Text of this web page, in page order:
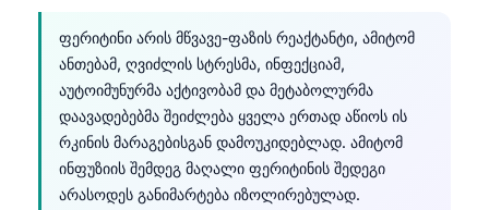
ფერიტინი არის მწვავე-ფაზის რეაქტანტი, ამიტომ
ანთებამ, ღვიძლის სტრესმა, ინფექციამ,
აუტოიმუნურმა აქტივობამ და მეტაბოლურმა
დაავადებებმა შეიძლება ყველა ერთად აწიოს ის
რკინის მარაგებისგან დამოუკიდებლად. ამიტომ
ინფუზიის შემდეგ მაღალი ფერიტინის შედეგი
არასოდეს განიმარტება იზოლირებულად.